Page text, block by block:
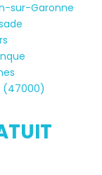
sur-Garonne
(47000)